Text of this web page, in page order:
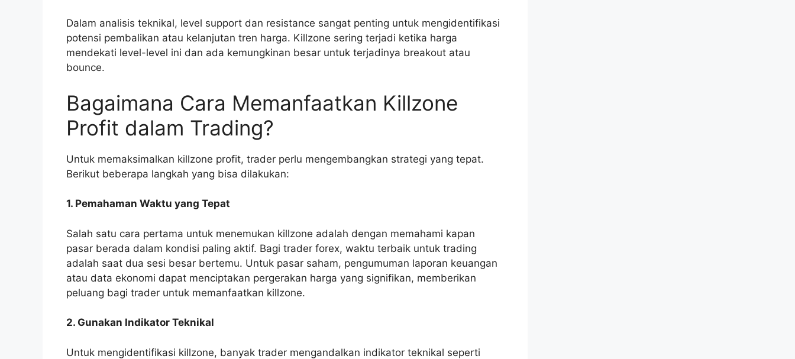
Dalam analisis teknikal, level support dan resistance sangat penting untuk mengidentifikasi
potensi pembalikan atau kelanjutan tren harga. Killzone sering terjadi ketika harga
mendekati level-level ini dan ada kemungkinan besar untuk terjadinya breakout atau
bounce.
Bagaimana Cara Memanfaatkan Killzone
Profit dalam Trading?
Untuk memaksimalkan killzone profit, trader perlu mengembangkan strategi yang tepat.
Berikut beberapa langkah yang bisa dilakukan:
1. Pemahaman Waktu yang Tepat
Salah satu cara pertama untuk menemukan killzone adalah dengan memahami kapan
pasar berada dalam kondisi paling aktif. Bagi trader forex, waktu terbaik untuk trading
adalah saat dua sesi besar bertemu. Untuk pasar saham, pengumuman laporan keuangan
atau data ekonomi dapat menciptakan pergerakan harga yang signifikan, memberikan
peluang bagi trader untuk memanfaatkan killzone.
2. Gunakan Indikator Teknikal
Untuk mengidentifikasi killzone, banyak trader mengandalkan indikator teknikal seperti